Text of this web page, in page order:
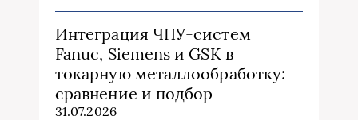
Интеграция ЧПУ-систем
Fanuc, Siemens и GSK в
токарную металлообработку:
сравнение и подбор
31.07.2026